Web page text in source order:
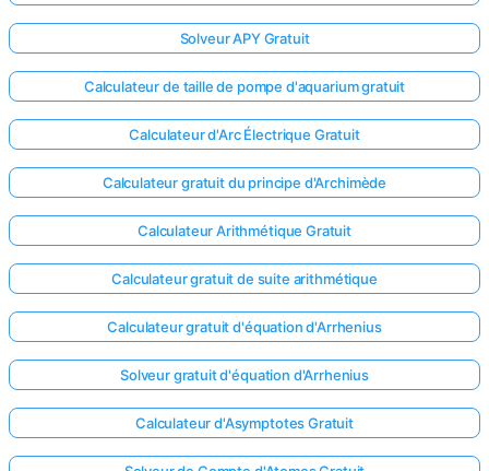
Solveur APY Gratuit
Calculateur de taille de pompe d'aquarium gratuit
Calculateur d'Arc Électrique Gratuit
Calculateur gratuit du principe d'Archimède
Calculateur Arithmétique Gratuit
Calculateur gratuit de suite arithmétique
Calculateur gratuit d'équation d'Arrhenius
Solveur gratuit d'équation d'Arrhenius
Calculateur d'Asymptotes Gratuit